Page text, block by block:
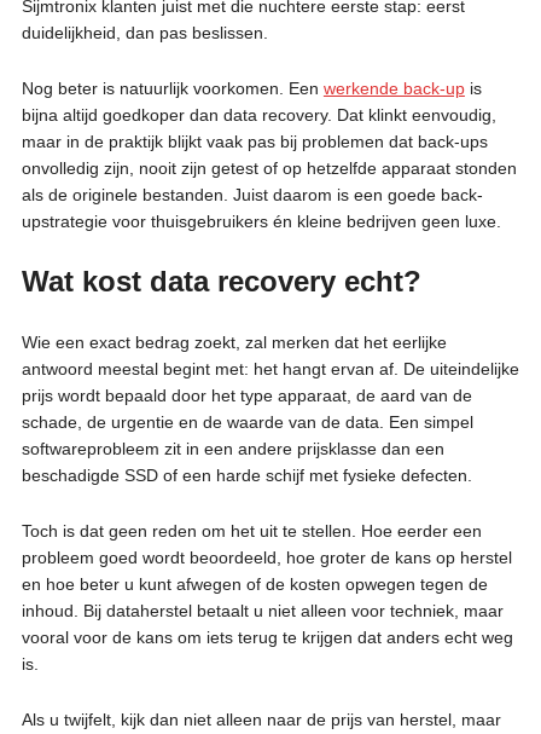
Sijmtronix klanten juist met die nuchtere eerste stap: eerst
duidelijkheid, dan pas beslissen.
Nog beter is natuurlijk voorkomen. Een werkende back-upis
bijna altijd goedkoper dan data recovery. Dat klinkt eenvoudig,
maar in de praktijk blijkt vaak pas bij problemen dat back-ups
onvolledig zijn, nooit zijn getest of op hetzelfde apparaat stonden
als de originele bestanden. Juist daarom is een goede back-
upstrategie voor thuisgebruikers én kleine bedrijven geen luxe.
Wat kost data recovery echt?
Wie een exact bedrag zoekt, zal merken dat het eerlijke
antwoord meestal begint met: het hangt ervan af. De uiteindelijke
prijs wordt bepaald door het type apparaat, de aard van de
schade, de urgentie en de waarde van de data. Een simpel
softwareprobleem zit in een andere prijsklasse dan een
beschadigde SSD of een harde schijf met fysieke defecten.
Toch is dat geen reden om het uit te stellen. Hoe eerder een
probleem goed wordt beoordeeld, hoe groter de kans op herstel
en hoe beter u kunt afwegen of de kosten opwegen tegen de
inhoud. Bij dataherstel betaalt u niet alleen voor techniek, maar
vooral voor de kans om iets terug te krijgen dat anders echt weg
is.
Als u twijfelt, kijk dan niet alleen naar de prijs van herstel, maar